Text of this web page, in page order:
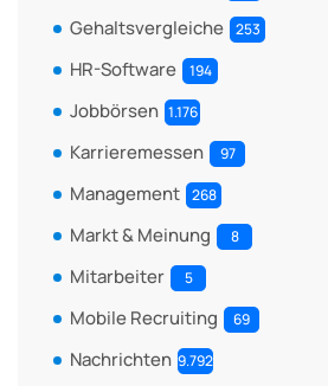
Gehaltsvergleiche 253
HR-Software 194
Jobbörsen 1.176
Karrieremessen 97
Management 268
Markt & Meinung 8
Mitarbeiter 5
Mobile Recruiting 69
Nachrichten 9.792